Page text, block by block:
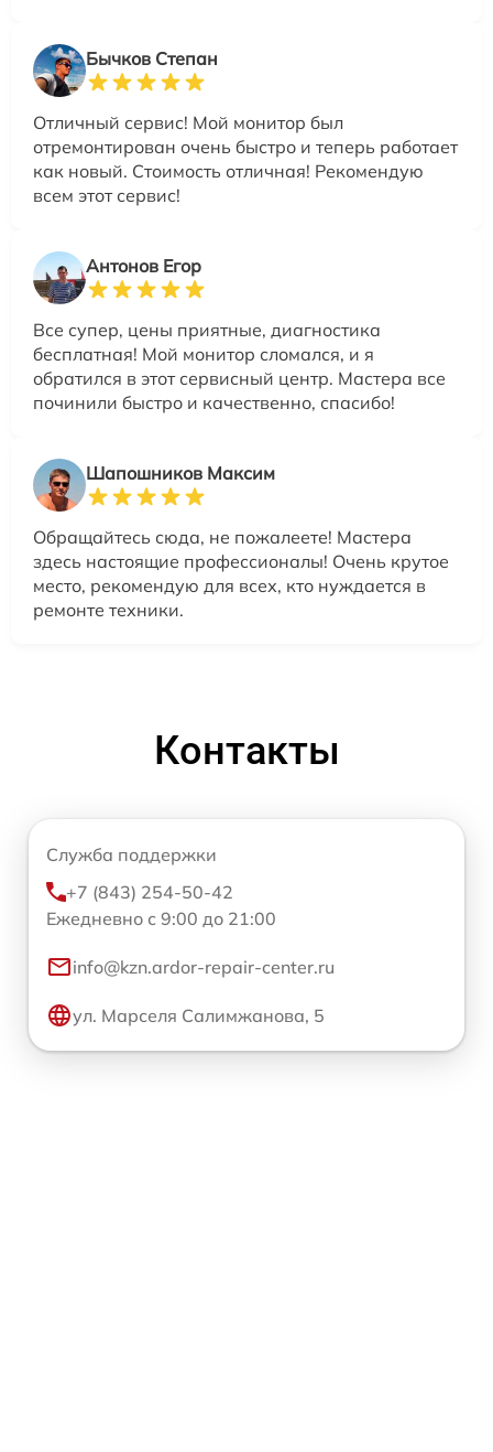
Бычков Степан
Отличный сервис! Мой монитор был
отремонтирован очень быстро и теперь работает
как новый. Стоимость отличная! Рекомендую
всем этот сервис!
Антонов Егор
Все супер, цены приятные, диагностика
бесплатная! Мой монитор сломался, и я
обратился в этот сервисный центр. Мастера все
починили быстро и качественно, спасибо!
Шапошников Максим
Обращайтесь сюда, не пожалеете! Мастера
здесь настоящие профессионалы! Очень крутое
место, рекомендую для всех, кто нуждается в
ремонте техники.
Контакты
Служба поддержки
+7 (843) 254-50-42
Ежедневно с 9:00 до 21:00
info@kzn.ardor-repair-center.ru
ул. Марселя Салимжанова, 5